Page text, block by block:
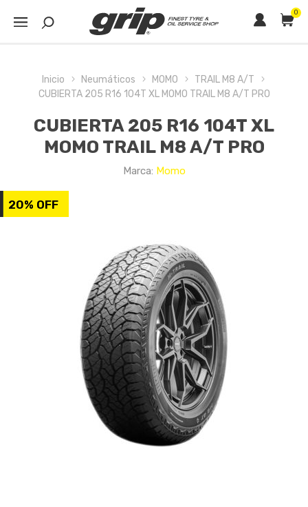
0
Inicio Neumáticos MOMO
TRAIL M8 A/T
CUBIERTA 205 R16 104T XL MOMO TRAIL M8 A/T PRO
CUBIERTA 205 R16 104T XL
MOMO TRAIL M8 A/T PRO
Marca: Momo
20% OFF